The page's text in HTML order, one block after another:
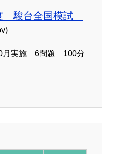
駿台全国模試
実施 6問題 100分